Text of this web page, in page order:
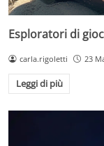
Esploratori di
carla.rigoletti 23
Leggi di più